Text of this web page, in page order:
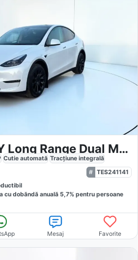
Tesla Model Y Long Range Dual Motor AWD
Cutie automată Tracțiune integrală
TES241141
cu dobăndă anuală 5,7% pentru persoane
Mesaj Favorite